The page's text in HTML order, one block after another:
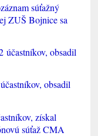
súťažný
ZUŠ Bojnice sa
obsadil
obsadil
získal
súťaž CMA